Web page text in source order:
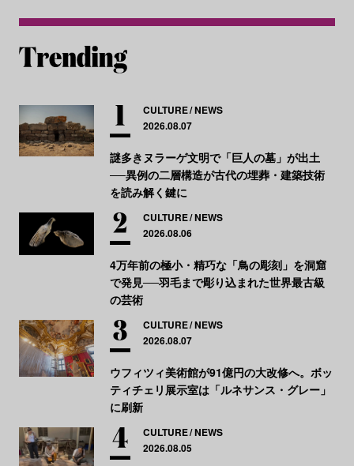
CULTURE NEWS
2026.08.07
謎多きヌラーゲ文明で「巨人の墓」が出土
──異例の二層構造が古代の埋葬・建築技術
を読み解く鍵に
CULTURE NEWS
2026.08.06
4万年前の極小・精巧な「鳥の彫刻」を洞窟
で発見──羽毛まで彫り込まれた世界最古級
の芸術
CULTURE NEWS
2026.08.07
ウフィツィ美術館が91億円の大改修へ。ボッ
ティチェリ展示室は「ルネサンス・グレー」
に刷新
CULTURE NEWS
2026.08.05